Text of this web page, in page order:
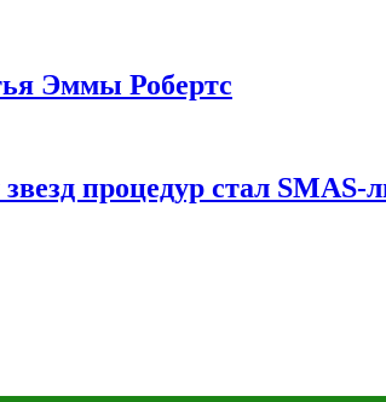
Эммы Робертс
процедур стал SMAS-